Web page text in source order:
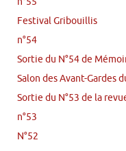
Festival Gribouillis
n°54
Sortie du N°54 de
Salon des Avant-Gardes
Sortie du N°53 de la
n°53
N°52